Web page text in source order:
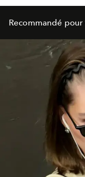
Recommandé pour